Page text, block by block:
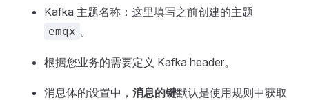
Kafka 主题名称：这里填写之前创建的主题
emqx 。
根据您业务的需要定义 Kafka header。
消息体的设置中， 消息的键默认是使用规则中获取